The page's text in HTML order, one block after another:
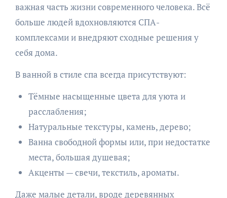
важная часть жизни современного человека. Всё
больше людей вдохновляются СПА-
комплексами и внедряют сходные решения у
себя дома.
В ванной в стиле спа всегда присутствуют:
Тёмные насыщенные цвета для уюта и
расслабления;
Натуральные текстуры, камень, дерево;
Ванна свободной формы или, при недостатке
места, большая душевая;
Акценты — свечи, текстиль, ароматы.
Даже малые детали, вроде деревянных